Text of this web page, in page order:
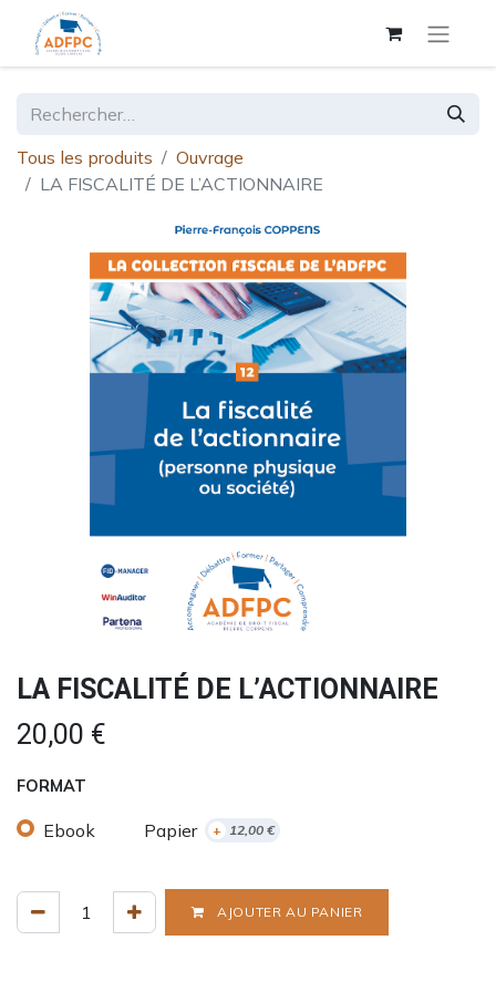
Tous les produits
Ouvrage
LA FISCALITÉ DE L’ACTIONNAIRE
LA FISCALITÉ DE L’ACTIONNAIRE
20,00 €
FORMAT
Ebook Papier + 12,00 €
AJOUTER AU PANIER